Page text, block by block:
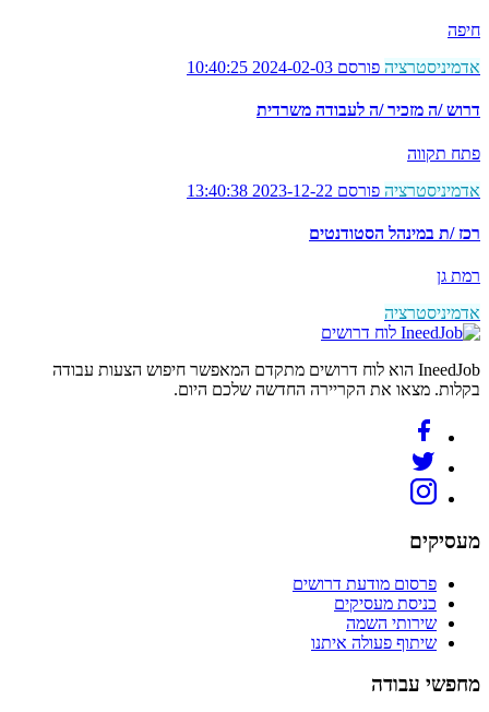
חיפה
אדמיניסטרציה פורסם 2024-02-03 10:40:25
דרוש /ה מזכיר /ה לעבודה משרדית
פתח תקווה
אדמיניסטרציה פורסם 2023-12-22 13:40:38
רכז /ת במינהל הסטודנטים
רמת גן
אדמיניסטרציה
לוח דרושים
IneedJob הוא לוח דרושים מתקדם המאפשר חיפוש הצעות עבודה
בקלות. מצאו את הקריירה החדשה שלכם היום.
מעסיקים
פרסום מודעת דרושים
כניסת מעסיקים
שירותי השמה
שיתוף פעולה איתנו
מחפשי עבודה